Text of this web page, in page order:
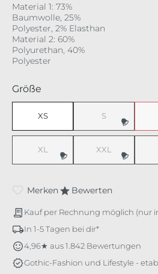
Material 1: 73%
Baumwolle, 25%
Polyester, 2% Elasthan
Material 2: 60%
Polyurethan, 40%
Polyester
Größe
XS S(Diese Option
XL(Diese Option ist zurzeit nicht
XXL(Diese Option
Merken Bewerten
Kauf per Rechnung möglich (nur
In 1-5 Tagen bei dir*
4,96★ aus 1.842 Bewertungen
Gothic-Fashion und Lifestyle -